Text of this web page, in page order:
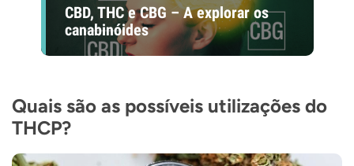
CBD, THC e CBG – A explorar os
canabinóides
Quais são as possíveis utilizações do
THCP?